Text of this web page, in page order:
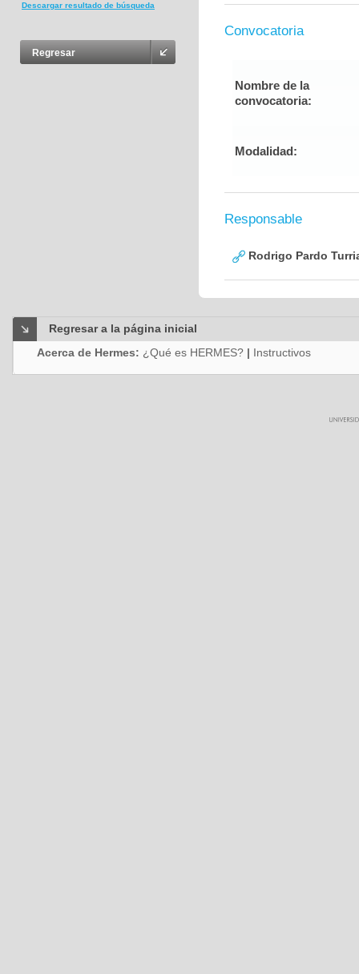
Descargar resultado de búsqueda
Regresar
Convocatoria
Nombre de la
convocatoria:
Modalidad:
Responsable
Rodrigo Pardo
Regresar a la página inicial
Acerca de Hermes: ¿Qué es HERMES? | Instructivos